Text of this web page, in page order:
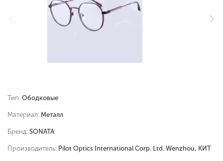
Тип: Ободковые
Материал: Металл
Бренд: SONATA
Производитель: Pilot Optics International Corp. Ltd. Wenzhou, КИТ